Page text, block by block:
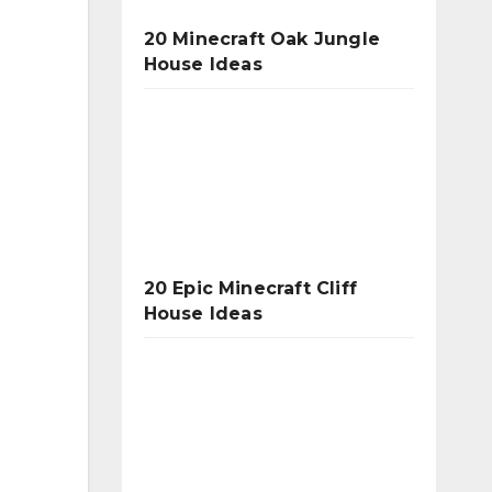
20 Minecraft Oak Jungle
House Ideas
20 Epic Minecraft Cliff
House Ideas